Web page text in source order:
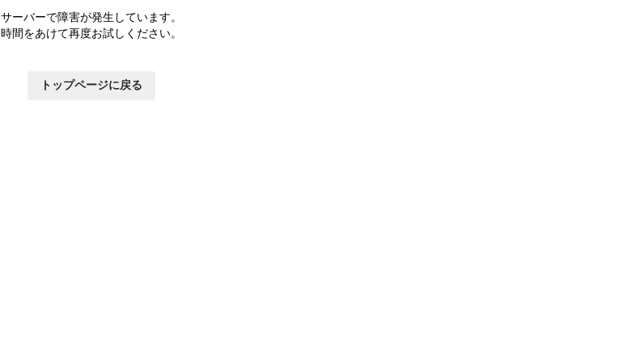
サーバーで障害が発生しています。
時間をあけて再度お試しください。
トップページに戻る